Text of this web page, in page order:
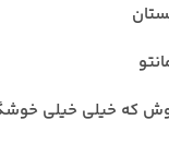
که خیلی خیلی